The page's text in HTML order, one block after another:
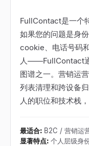
FullContact是一个
如果您的问题是身
cookie、电话号码
人——FullContact
图谱之一。营销运
列表清理和跨设备
人的职位和技术栈
最适合: B2C / 营销运
显著特点: 个人层级身